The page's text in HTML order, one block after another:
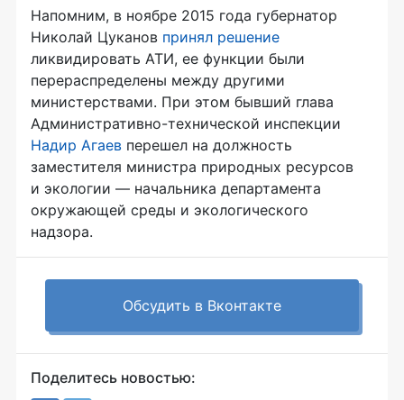
Напомним, в ноябре 2015 года губернатор
Николай Цуканов принял решение
ликвидировать АТИ, ее функции были
перераспределены между другими
министерствами. При этом бывший глава
Административно-технической инспекции
Надир Агаев перешел на должность
заместителя министра природных ресурсов
и экологии — начальника департамента
окружающей среды и экологического
надзора.
Обсудить в Вконтакте
Поделитесь новостью: